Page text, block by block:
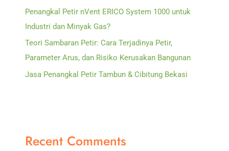
Penangkal Petir nVent ERICO System 1000 untuk
Industri dan Minyak Gas?
Teori Sambaran Petir: Cara Terjadinya Petir,
Parameter Arus, dan Risiko Kerusakan Bangunan
Jasa Penangkal Petir Tambun & Cibitung Bekasi
Recent Comments